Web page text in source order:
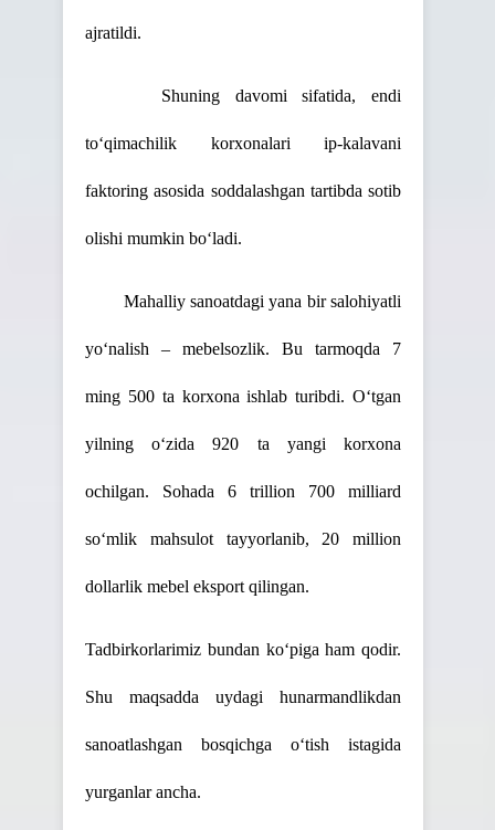
ajratildi.
Shuning davomi sifatida, endi
to‘qimachilik korxonalari ip-kalavani
faktoring asosida soddalashgan tartibda sotib
olishi mumkin bo‘ladi.
Mahalliy sanoatdagi yana bir salohiyatli
yo‘nalish – mebelsozlik. Bu tarmoqda 7
ming 500 ta korxona ishlab turibdi. O‘tgan
yilning o‘zida 920 ta yangi korxona
ochilgan. Sohada 6 trillion 700 milliard
so‘mlik mahsulot tayyorlanib, 20 million
dollarlik mebel eksport qilingan.
Tadbirkorlarimiz bundan ko‘piga ham qodir.
Shu maqsadda uydagi hunarmandlikdan
sanoatlashgan bosqichga o‘tish istagida
yurganlar ancha.